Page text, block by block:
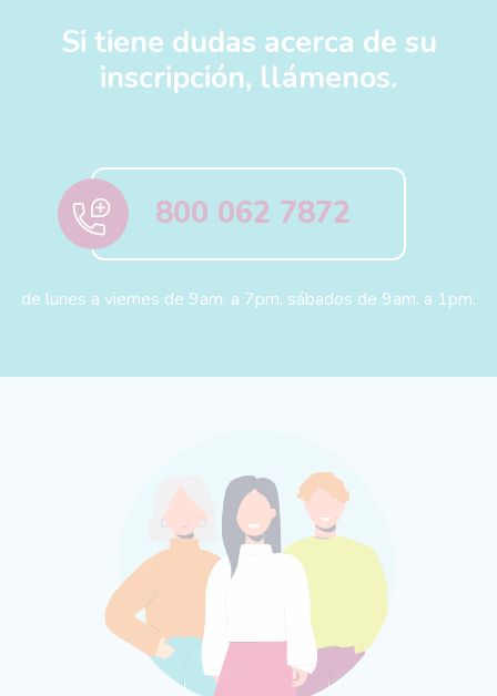
Si tiene dudas acerca de su
inscripción, llámenos.
800 062 7872
de lunes a viernes de 9am. a 7pm. sábados de 9am. a 1pm.